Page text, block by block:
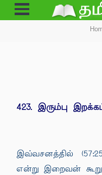
Open
Menu
423. இரும்பு
இவ்வசனத்தில்
என்று இறைவன்